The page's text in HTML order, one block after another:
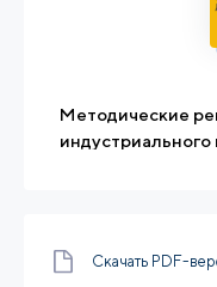
Методические
Скачать PDF-